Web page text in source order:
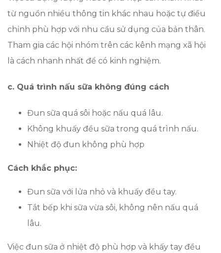
từ nguồn nhiều thông tin khác nhau hoặc tự điều
chỉnh phù hợp với nhu cầu sử dụng của bản thân.
Tham gia các hội nhóm trên các kênh mạng xã hội
là cách nhanh nhất để có kinh nghiệm.
c. Quá trình nấu sữa không đúng cách
Đun sữa quá sôi hoặc nấu quá lâu.
Không khuấy đều sữa trong quá trình nấu.
Nhiệt độ đun không phù hợp
Cách khắc phục:
Đun sữa với lửa nhỏ và khuấy đều tay.
Tắt bếp khi sữa vừa sôi, không nên nấu quá
lâu.
Việc đun sữa ở nhiệt độ phù hợp và khấy tay đều